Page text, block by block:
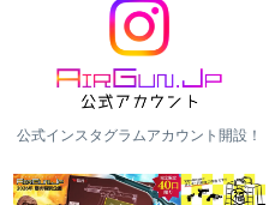
公式インスタグラムアカウント開設！